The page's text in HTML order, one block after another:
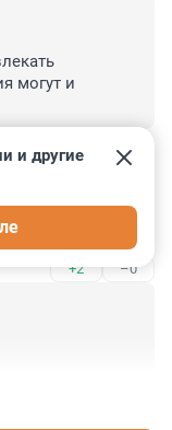
могут и
–0
соцсетей -
+2 –0
и другие